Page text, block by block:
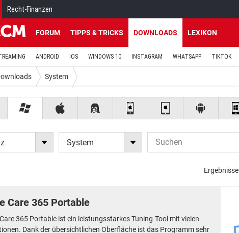
Recht-Finanzen
FORUM TIPPS & TRICKS DOWNLOADS LEXIKON
ANDROID IOS WINDOWS 10 INSTAGRAM WHATSAPP TIKTOK
System
System
Ergebnisse
Care 365 Portable
365 Portable ist ein leistungsstarkes Tuning-Tool mit vielen
Dank der übersichtlichen Oberfläche ist das Programm sehr